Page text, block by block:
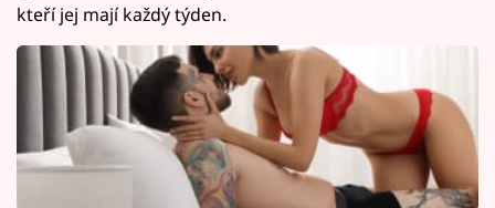
kteří jej mají každý týden.